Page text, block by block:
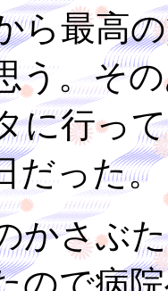
ら最高
う。そ
に行っ
だった。
さぶた